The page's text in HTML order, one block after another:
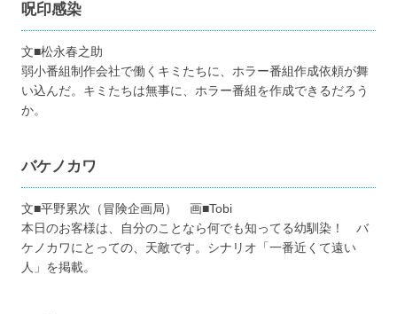
呪印感染
文■松永春之助
弱小番組制作会社で働くキミたちに、ホラー番組作成依頼が舞
い込んだ。キミたちは無事に、ホラー番組を作成できるだろう
か。
バケノカワ
文■平野累次（冒険企画局） 画■Tobi
本日のお客様は、自分のことなら何でも知ってる幼馴染！ バ
ケノカワにとっての、天敵です。シナリオ「一番近くて遠い
人」を掲載。